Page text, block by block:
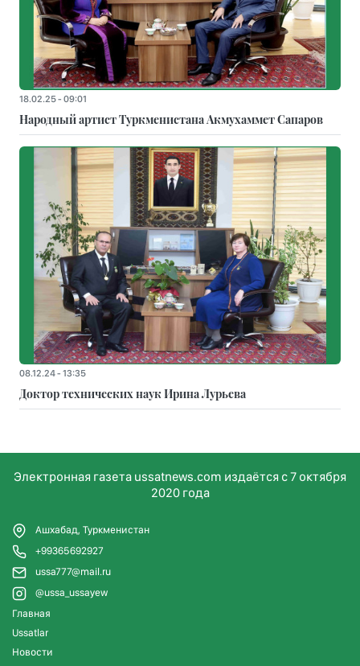
18.02.25 - 09:01
Народный артист Туркменистана Акмухаммет Сапаров
08.12.24 - 13:35
Доктор технических наук Ирина Лурьева
Электронная газета ussatnews.com издаётся с 7 октября
2020 года
Ашхабад, Туркменистан
+99365692927
ussa777@mail.ru
@ussa_ussayew
Главная
Ussatlar
Новости